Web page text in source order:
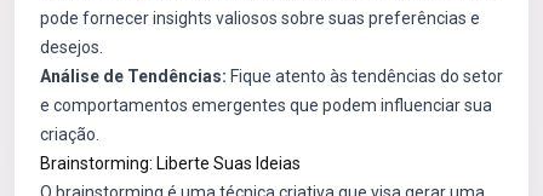
pode fornecer insights valiosos sobre suas preferências e
desejos.
Análise de Tendências: Fique atento às tendências do setor
e comportamentos emergentes que podem influenciar sua
criação.
Brainstorming: Liberte Suas Ideias
O brainstorming é uma técnica criativa que visa gerar uma